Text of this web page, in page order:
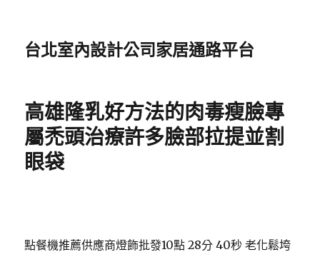
台北室內設計公司家居通路平台
高雄隆乳好方法的肉毒瘦臉專
屬禿頭治療許多臉部拉提並割
眼袋
點餐機推薦供應商燈飾批發10點 28分 40秒 老化鬆垮